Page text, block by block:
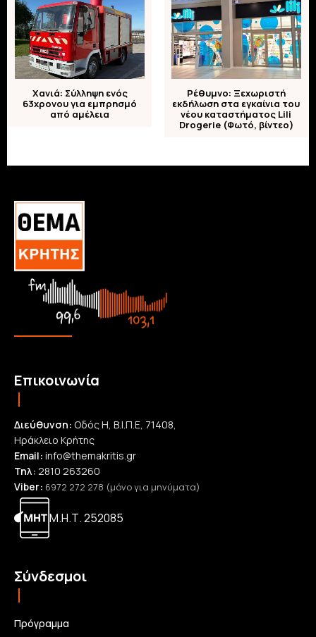
Χανιά: Σύλληψη ενός
63χρονου για εμπρησμό
από αμέλεια
Ρέθυμνο: Ξεχωριστή
εκδήλωση στα εγκαίνια του
νέου καταστήματος Lili
Drogerie (Φωτό, βίντεο)
Επικοινωνία
Διεύθυνση: Οδός Η, Β.Ι.Π.Ε, 71408,
Ηράκλειο Κρήτης
Email: info@themakritis.gr
Τηλ: 2810 263260
Viber: 6972 272 278 (μόνο για μηνύματα)
Μ.Η.Τ. 252085
Σύνδεσμοι
Πρόγραμμα